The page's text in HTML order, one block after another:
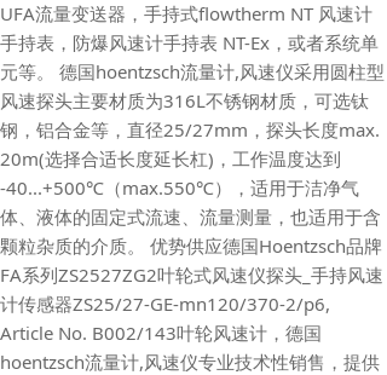
UFA流量变送器，手持式flowtherm NT 风速计
手持表，防爆风速计手持表 NT-Ex，或者系统单
元等。 德国hoentzsch流量计,风速仪采用圆柱型
风速探头主要材质为316L不锈钢材质，可选钛
钢，铝合金等，直径25/27mm，探头长度max.
20m(选择合适长度延长杠)，工作温度达到
-40...+500℃（max.550℃），适用于洁净气
体、液体的固定式流速、流量测量，也适用于含
颗粒杂质的介质。 优势供应德国Hoentzsch品牌
FA系列ZS2527ZG2叶轮式风速仪探头_手持风速
计传感器ZS25/27-GE-mn120/370-2/p6,
Article No. B002/143叶轮风速计，德国
hoentzsch流量计,风速仪专业技术性销售，提供